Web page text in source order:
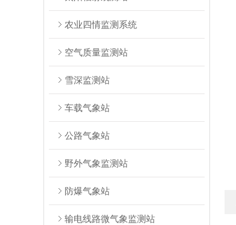
农业四情监测系统
空气质量监测站
雪深监测站
车载气象站
公路气象站
野外气象监测站
防爆气象站
输电线路微气象监测站